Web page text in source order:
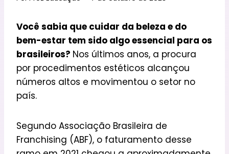
Você sabia que cuidar da beleza e do
bem-estar tem sido algo essencial para os
brasileiros? Nos últimos anos, a procura
por procedimentos estéticos alcançou
números altos e movimentou o setor no
país.
Segundo Associação Brasileira de
Franchising (ABF), o faturamento desse